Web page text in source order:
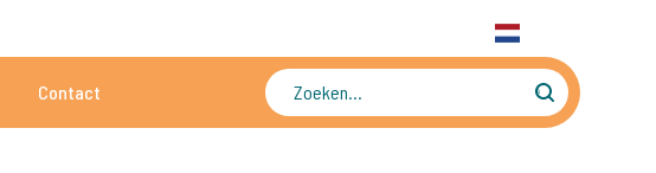
Contact